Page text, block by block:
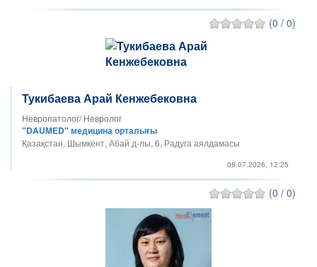
(0 / 0)
Тукибаева Арай Кенжебековна
Невропатолог/ Невролог
"DAUMED" медицина орталығы
Қазақстан, Шымкент, Абай д-лы, 6, Радуга аялдамасы
08.07.2026, 12:25
(0 / 0)